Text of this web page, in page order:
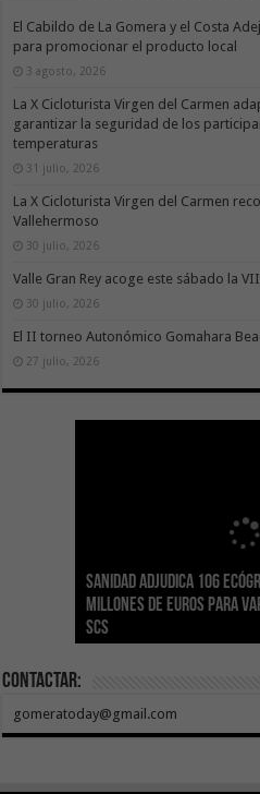
El Cabildo de La Gomera y el Costa
para promocionar el producto local
3 agosto, 2026
La X Cicloturista Virgen del Carmen
garantizar la seguridad de los
temperaturas
31 julio, 2026
La X Cicloturista Virgen del Carmen
Vallehermoso
30 julio, 2026
Valle Gran Rey acoge este sábado la
30 julio, 2026
El II torneo Autonómico Gomahara
27 julio, 2026
Sanidad adjudica 106
millones de euros para
SCS
Gesplan logra la máxima
Índice de Transparencia
año consecutivo
El Gobierno canario
POSEICAN-Pesca al sector
tras aumentar las cuantías
Transición Ecológica
adhesión a la Red de
Canarias
Visocan incorpora 170
vivienda protegida en
asequible de Tenerife
Sanidad refuerza la
los centros de salud con
ecografía clínica
Contactar:
gomeratoday@gmail.com